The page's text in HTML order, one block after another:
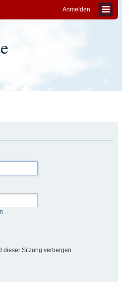
Anmelden
dieser Sitzung verbergen